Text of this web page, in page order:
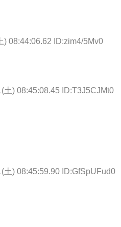
) 08:44:06.62 ID:zim4/5Mv0
土) 08:45:08.45 ID:T3J5CJMt0
土) 08:45:59.90 ID:GfSpUFud0